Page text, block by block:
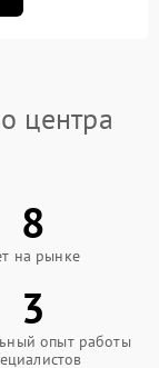
центра
8
на рынке
3
опыт работы